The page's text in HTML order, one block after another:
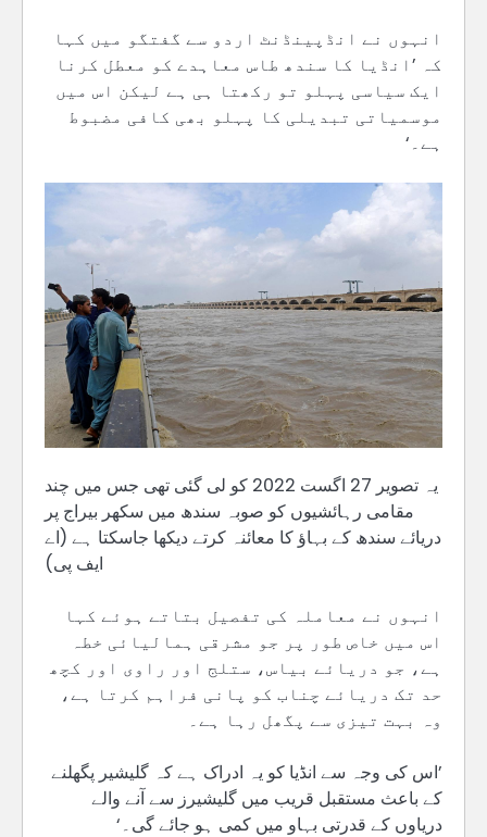
انہوں نے انڈپینڈنٹ اردو سے گفتگو میں کہا
کہ ’انڈیا کا سندھ طاس معاہدے کو معطل کرنا
ایک سیاسی پہلو تو رکھتا ہی ہے لیکن اس میں
موسمیاتی تبدیلی کا پہلو بھی کافی مضبوط
ہے۔‘
یہ تصویر 27 اگست 2022 کو لی گئی تھی جس میں چند
مقامی رہائشیوں کو صوبہ سندھ میں سکھر بیراج پر
دریائے سندھ کے بہاؤ کا معائنہ کرتے دیکھا جاسکتا ہے (اے
ایف پی)
انہوں نے معاملہ کی تفصیل بتاتے ہوئے کہا
اس میں خاص طور پر جو مشرقی ہمالیائی خطہ
ہے، جو دریائے بیاس، ستلج اور راوی اور کچھ
حد تک دریائے چناب کو پانی فراہم کرتا ہے،
وہ بہت تیزی سے پگھل رہا ہے۔
’اس کی وجہ سے انڈیا کو یہ ادراک ہے کہ گلیشیر پگھلنے
کے باعث مستقبل قریب میں گلیشیرز سے آنے والے
دریاوں کے قدرتی بہاو میں کمی ہو جائے گی۔‘